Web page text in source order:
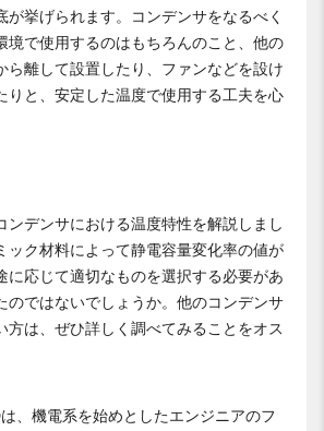
が挙げられます。コンデンサをなるべく
境で使用するのはもちろんのこと、他の
ら離して設置したり、ファンなどを設け
りと、安定した温度で使用する工夫を心
ンデンサにおける温度特性を解説しまし
ック材料によって静電容量変化率の値が
に応じて適切なものを選択する必要があ
のではないでしょうか。他のコンデンサ
方は、ぜひ詳しく調べてみることをオス
、機電系を始めとしたエンジニアのフ